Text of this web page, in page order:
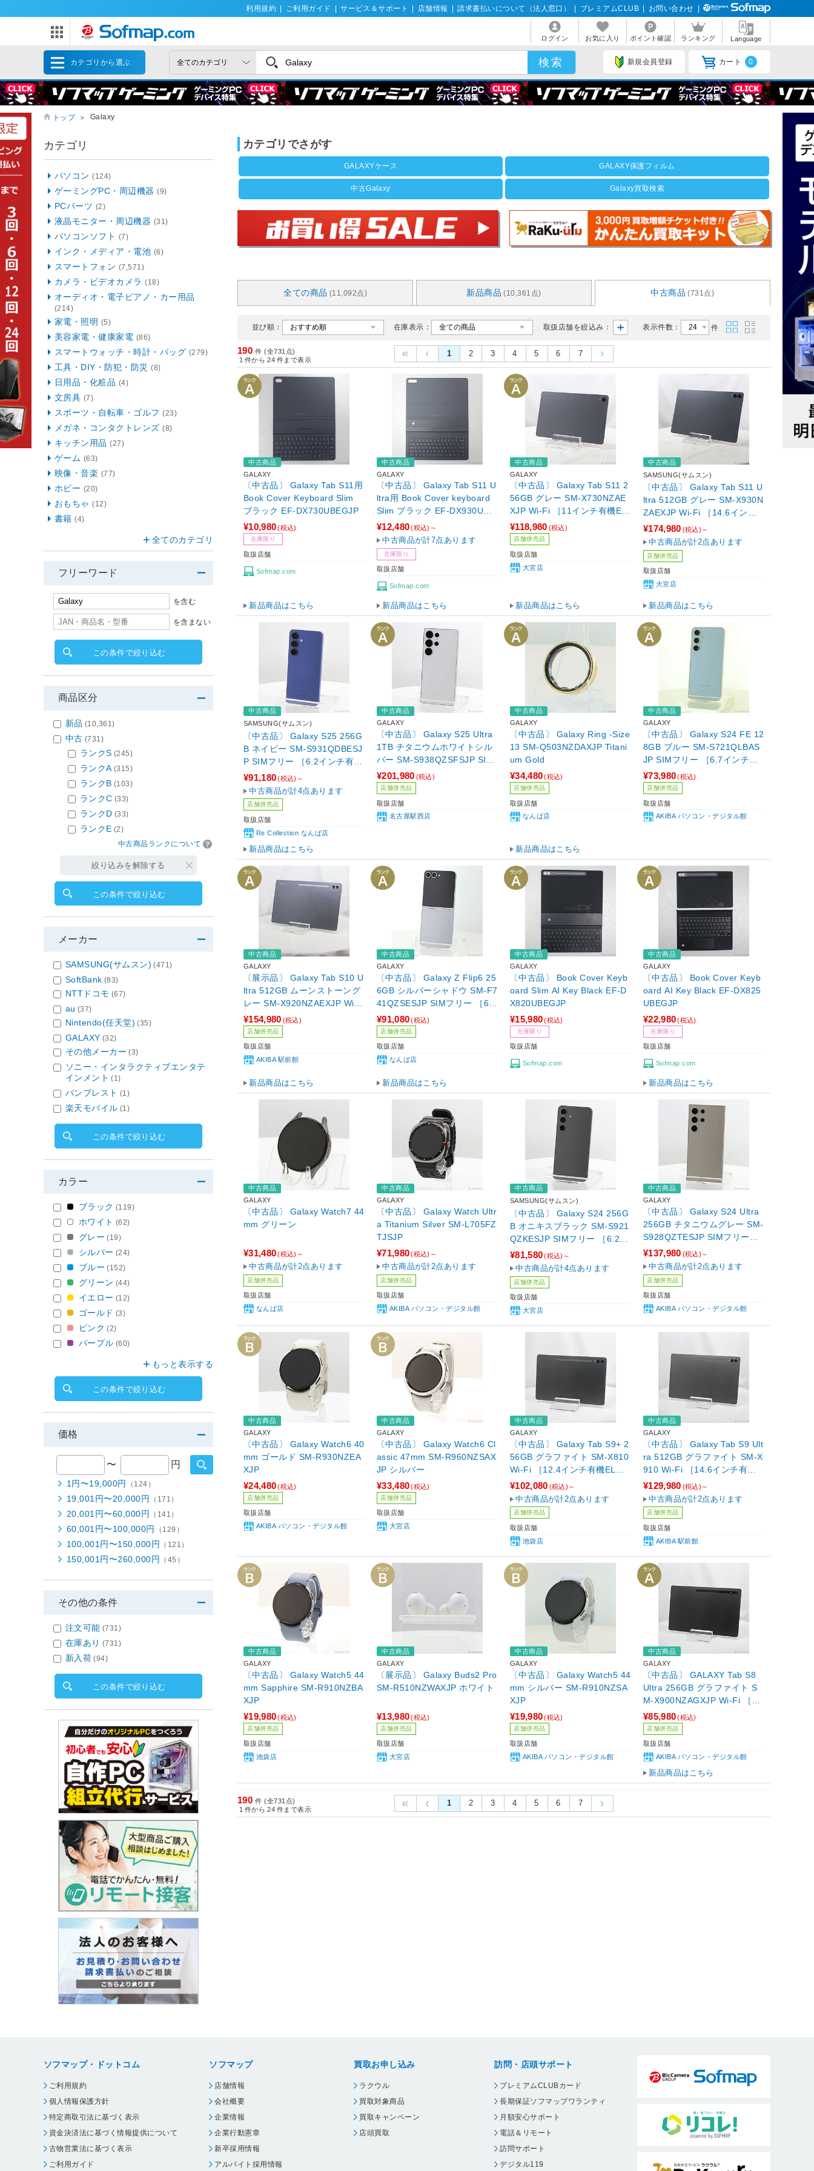
利用規約 ご利用ガイド サービス＆サポート 店舗情報 請求書払いについて（法人窓口） プレミアムCLUB お問い合わせ
ログイン お気に入り ポイント確認 ランキング Language
カテゴリから選ぶ 新規会員登録 カート 0
トップ ＞ Galaxy
カテゴリでさがす
GALAXYケース GALAXY保護フィルム
中古Galaxy Galaxy買取検索
全ての商品 (11,092点) 新品商品 (10,361点) 中古商品 (731点)
並び順： 在庫表示： 表示件数： 件
取扱店舗を絞込み：
190 件 (全731点)
1 件から 24 件まで表示
1 2 3 4 5 6 7
中古商品
GALAXY
〔中古品〕 Galaxy Tab S11用
Book Cover Keyboard Slim
ブラック EF-DX730UBEGJP
¥10,980(税込)
在庫限り
取扱店舗
Sofmap.com
新品商品はこちら
中古商品
GALAXY
〔中古品〕 Galaxy Tab S11 U
ltra用 Book Cover keyboard
Slim ブラック EF-DX930UBE
GJP
¥12,480(税込)～
中古商品が計7点あります
在庫限り
取扱店舗
Sofmap.com
新品商品はこちら
中古商品
GALAXY
〔中古品〕 Galaxy Tab S11 2
56GB グレー SM-X730NZAE
XJP Wi-Fi ［11インチ有機EL
／MediaTek-Dimensity-9400
+］
¥118,980 (税込)
店舗併売品
取扱店舗
大宮店
新品商品はこちら
中古商品
SAMSUNG(サムスン)
〔中古品〕 Galaxy Tab S11 U
ltra 512GB グレー SM-X930N
ZAEXJP Wi-Fi ［14.6インチ
有機EL／MediaTek-Dimensity
-9400+］
¥174,980 (税込)～
中古商品が計2点あります
店舗併売品
取扱店舗
大宮店
新品商品はこちら
中古商品
SAMSUNG(サムスン)
〔中古品〕 Galaxy S25 256G
B ネイビー SM-S931QDBESJ
P SIMフリー ［6.2インチ有機
EL／Snapdragon 8 Elite for
Galaxy／RAM:12GB／ナノSI
M&ナノSIM&eSIM］
¥91,180(税込)～
中古商品が計4点あります
店舗併売品
取扱店舗
Re Collection なんば店
新品商品はこちら
中古商品
GALAXY
〔中古品〕 Galaxy S25 Ultra
1TB チタニウムホワイトシル
バー SM-S938QZSFSJP SIM
フリー ［6.9インチ有機EL／S
napdragon 8 Elite for Galaxy
／RAM:12GB／ナノSIM&eSI
M］
¥201,980 (税込)
店舗併売品
取扱店舗
名古屋駅西店
中古商品
GALAXY
〔中古品〕 Galaxy Ring -Size
13 SM-Q503NZDAXJP Titani
um Gold
¥34,480(税込)
店舗併売品
取扱店舗
なんば店
新品商品はこちら
中古商品
GALAXY
〔中古品〕 Galaxy S24 FE 12
8GB ブルー SM-S721QLBAS
JP SIMフリー ［6.7インチ有
機EL／Exynos 2400e／RAM:
8GB／ナノSIM&ナノSIM&eSI
¥73,980(税込)
店舗併売品
取扱店舗
AKIBA パソコン・デジタル館
中古商品
GALAXY
〔展示品〕 Galaxy Tab S10 U
ltra 512GB ムーンストーング
レー SM-X920NZAEXJP Wi-F
i ［14.6インチ有機EL／Media
Tek-Dimensity-9300+］
¥154,980 (税込)
店舗併売品
取扱店舗
AKIBA 駅前館
新品商品はこちら
中古商品
GALAXY
〔中古品〕 Galaxy Z Flip6 25
6GB シルバーシャドウ SM-F7
41QZSESJP SIMフリー ［6.7
インチ/3.4インチ有機EL／Sn
apdragon 8 Gen 3 Mobile Pla
tform for Galaxy／RAM:12GB
／ナノSIM&eSIM］
¥91,080(税込)
店舗併売品
取扱店舗
なんば店
新品商品はこちら
中古商品
GALAXY
〔中古品〕 Book Cover Keyb
oard Slim AI Key Black EF-D
X820UBEGJP
¥15,980(税込)
在庫限り
取扱店舗
Sofmap.com
中古商品
GALAXY
〔中古品〕 Book Cover Keyb
oard AI Key Black EF-DX825
UBEGJP
¥22,980(税込)
在庫限り
取扱店舗
Sofmap.com
新品商品はこちら
中古商品
GALAXY
〔中古品〕 Galaxy Watch7 44
mm グリーン
¥31,480(税込)～
中古商品が計2点あります
店舗併売品
取扱店舗
なんば店
中古商品
GALAXY
〔中古品〕 Galaxy Watch Ultr
a Titanium Silver SM-L705FZ
TJSJP
¥71,980(税込)～
中古商品が計2点あります
店舗併売品
取扱店舗
AKIBA パソコン・デジタル館
中古商品
SAMSUNG(サムスン)
〔中古品〕 Galaxy S24 256G
B オニキスブラック SM-S921
QZKESJP SIMフリー ［6.2イ
ンチ有機EL／Snapdragon 8
Gen 3 Mobile Platform for Ga
laxy／RAM:8GB／ナノSIM&e
SIM］
¥81,580(税込)～
中古商品が計4点あります
店舗併売品
取扱店舗
大宮店
中古商品
GALAXY
〔中古品〕 Galaxy S24 Ultra
256GB チタニウムグレー SM-
S928QZTESJP SIMフリー
［6.8インチ有機EL／Snapdra
gon 8 Gen 3 Mobile Platform
for Galaxy／RAM:12GB／ナ
ノSIM&eSIM］
¥137,980 (税込)～
中古商品が計2点あります
店舗併売品
取扱店舗
AKIBA パソコン・デジタル館
中古商品
GALAXY
〔中古品〕 Galaxy Watch6 40
mm ゴールド SM-R930NZEA
XJP
¥24,480(税込)
店舗併売品
取扱店舗
AKIBA パソコン・デジタル館
中古商品
GALAXY
〔中古品〕 Galaxy Watch6 Cl
assic 47mm SM-R960NZSAX
JP シルバー
¥33,480(税込)
店舗併売品
取扱店舗
大宮店
中古商品
GALAXY
〔中古品〕 Galaxy Tab S9+ 2
56GB グラファイト SM-X810
Wi-Fi ［12.4インチ有機EL／S
napdragon-8-Gen-2］
¥102,080 (税込)～
中古商品が計2点あります
店舗併売品
取扱店舗
池袋店
中古商品
GALAXY
〔中古品〕 Galaxy Tab S9 Ult
ra 512GB グラファイト SM-X
910 Wi-Fi ［14.6インチ有機E
L／Snapdragon-8-Gen-2］
¥129,980 (税込)～
中古商品が計2点あります
店舗併売品
取扱店舗
AKIBA 駅前館
中古商品
GALAXY
〔中古品〕 Galaxy Watch5 44
mm Sapphire SM-R910NZBA
XJP
¥19,980(税込)
店舗併売品
取扱店舗
池袋店
中古商品
GALAXY
〔展示品〕 Galaxy Buds2 Pro
SM-R510NZWAXJP ホワイト
¥13,980(税込)
店舗併売品
取扱店舗
大宮店
中古商品
GALAXY
〔中古品〕 Galaxy Watch5 44
mm シルバー SM-R910NZSA
XJP
¥19,980(税込)
店舗併売品
取扱店舗
AKIBA パソコン・デジタル館
中古商品
GALAXY
〔中古品〕 GALAXY Tab S8
Ultra 256GB グラファイト S
M-X900NZAGXJP Wi-Fi ［1
4.6インチ有機EL／Snapdrag
on-8-Gen-1］
¥85,980(税込)
店舗併売品
取扱店舗
AKIBA パソコン・デジタル館
新品商品はこちら
190 件 (全731点)
1 件から 24 件まで表示
1 2 3 4 5 6 7
カテゴリ
パソコン(124)
ゲーミングPC・周辺機器(9)
PCパーツ (2)
液晶モニター・周辺機器 (31)
パソコンソフト (7)
インク・メディア・電池 (6)
スマートフォン (7,571)
カメラ・ビデオカメラ(18)
オーディオ・電子ピアノ・カー用品
(214)
家電・照明 (5)
美容家電・健康家電 (86)
スマートウォッチ・時計・バッグ (279)
工具・DIY・防犯・防災(8)
日用品・化粧品 (4)
文房具 (7)
スポーツ・自転車・ゴルフ(23)
メガネ・コンタクトレンズ(8)
キッチン用品(27)
ゲーム (63)
映像・音楽 (77)
ホビー (20)
おもちゃ(12)
書籍(4)
全てのカテゴリ
フリーワード
を含む
を含まない
この条件で絞り込む
商品区分
新品 (10,361)
中古 (731)
ランクS (245)
ランクA (315)
ランクB (103)
ランクC (33)
ランクD (33)
ランクE (2)
中古商品ランクについて
絞り込みを解除する
この条件で絞り込む
メーカー
SAMSUNG(サムスン) (471)
SoftBank (83)
NTTドコモ (67)
au (37)
Nintendo(任天堂) (35)
GALAXY (32)
その他メーカー (3)
ソニー・インタラクティブエンタテ
インメント (1)
バンプレスト (1)
楽天モバイル (1)
この条件で絞り込む
カラー
ブラック (119)
ホワイト (62)
グレー (19)
シルバー (24)
ブルー (152)
グリーン (44)
イエロー (12)
ゴールド (3)
ピンク (2)
パープル (60)
もっと表示する
この条件で絞り込む
価格
〜 円
1円〜19,000円 （124）
19,001円〜20,000円 （171）
20,001円〜60,000円 （141）
60,001円〜100,000円 （129）
100,001円〜150,000円 （121）
150,001円〜260,000円 （45）
その他の条件
注文可能 (731)
在庫あり (731)
新入荷 (94)
この条件で絞り込む
ソフマップ・ドットコム
ご利用規約
個人情報保護方針
特定商取引法に基づく表示
資金決済法に基づく情報提供について
古物営業法に基づく表示
ご利用ガイド
ソフマップ
店舗情報
会社概要
企業情報
企業行動憲章
新卒採用情報
アルバイト採用情報
買取お申し込み
ラクウル
買取対象商品
買取キャンペーン
店頭買取
訪問・店頭サポート
プレミアムCLUBカード
長期保証ソフマップワランティ
月額安心サポート
電話＆リモート
訪問サポート
デジタル119